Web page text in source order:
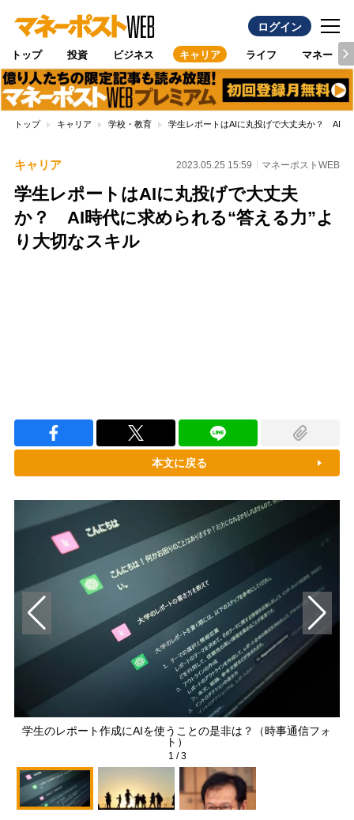
ログイン
トップ 投資 ビジネス キャリア ライフ マネー
トップ キャリア 学校・教育 学生レポートはAIに丸投げで大丈夫か？ AI時
キャリア 2023.05.25 15:59 マネーポストWEB
学生レポートはAIに丸投げで大丈夫
か？ AI時代に求められる“答える力”よ
り大切なスキル
本文に戻る
学生のレポート作成にAIを使うことの是非は？（時事通信フォ
ト）
1 /3